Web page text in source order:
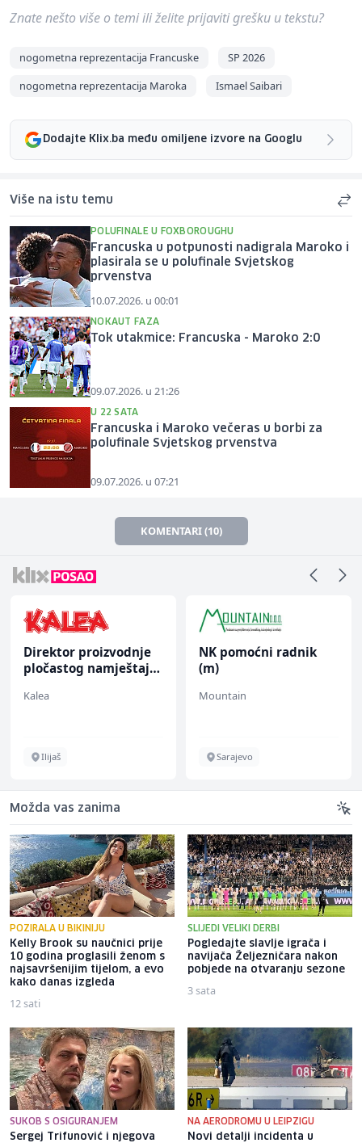
Znate nešto više o temi ili želite prijaviti grešku u tekstu?
nogometna reprezentacija Francuske
SP 2026
nogometna reprezentacija Maroka
Ismael Saibari
Dodajte Klix.ba među omiljene izvore na Googlu
Više na istu temu
POLUFINALE U FOXBOROUGHU
Francuska u potpunosti nadigrala Maroko i
plasirala se u polufinale Svjetskog
prvenstva
10.07.2026. u 00:01
NOKAUT FAZA
Tok utakmice: Francuska - Maroko 2:0
09.07.2026. u 21:26
U 22 SATA
Francuska i Maroko večeras u borbi za
polufinale Svjetskog prvenstva
09.07.2026. u 07:21
KOMENTARI (10)
Direktor proizvodnje
pločastog namještaja
Kalea
Ilijaš
NK pomoćni radnik
(m)
Mountain
Sarajevo
Možda vas zanima
POZIRALA U BIKINIJU
Kelly Brook su naučnici prije
10 godina proglasili ženom s
najsavršenijim tijelom, a evo
kako danas izgleda
12 sati
SLIJEDI VELIKI DERBI
Pogledajte slavlje igrača i
navijača Željezničara nakon
pobjede na otvaranju sezone
3 sata
SUKOB S OSIGURANJEM
Sergej Trifunović i njegova
NA AERODROMU U LEIPZIGU
Novi detalji incidenta u